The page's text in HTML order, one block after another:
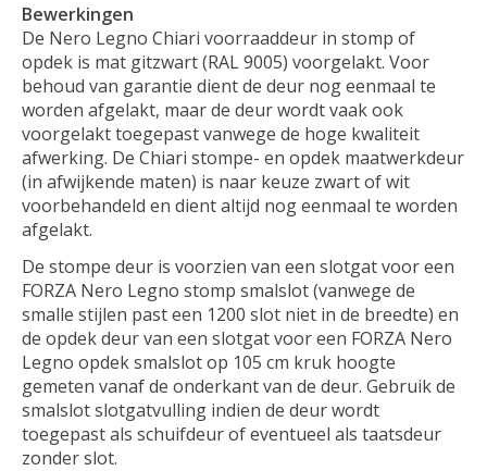
Bewerkingen
De Nero Legno Chiari voorraaddeur in stomp of
opdek is mat gitzwart (RAL 9005) voorgelakt. Voor
behoud van garantie dient de deur nog eenmaal te
worden afgelakt, maar de deur wordt vaak ook
voorgelakt toegepast vanwege de hoge kwaliteit
afwerking. De Chiari stompe- en opdek maatwerkdeur
(in afwijkende maten) is naar keuze zwart of wit
voorbehandeld en dient altijd nog eenmaal te worden
afgelakt.
De stompe deur is voorzien van een slotgat voor een
FORZA Nero Legno stomp smalslot (vanwege de
smalle stijlen past een 1200 slot niet in de breedte) en
de opdek deur van een slotgat voor een FORZA Nero
Legno opdek smalslot op 105 cm kruk hoogte
gemeten vanaf de onderkant van de deur. Gebruik de
smalslot slotgatvulling indien de deur wordt
toegepast als schuifdeur of eventueel als taatsdeur
zonder slot.